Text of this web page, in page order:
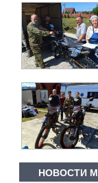
НОВОСТИ